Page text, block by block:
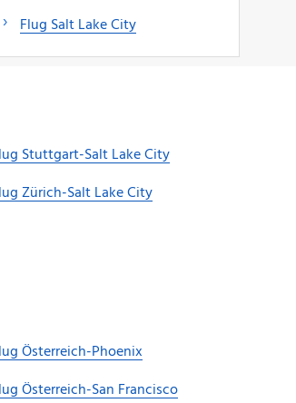
Flug Salt Lake City
Stuttgart-Salt Lake City
Zürich-Salt Lake City
Österreich-Phoenix
Österreich-San Francisco